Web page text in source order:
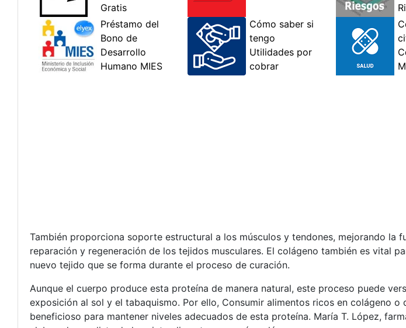
También proporciona soporte estructural a los músculos y tendones, mejorando la
reparación y regeneración de los tejidos musculares. El colágeno también es vital
nuevo tejido que se forma durante el proceso de curación.
Aunque el cuerpo produce esta proteína de manera natural, este proceso puede
exposición al sol y el tabaquismo. Por ello, Consumir alimentos ricos en colágeno
beneficioso para mantener niveles adecuados de esta proteína. María T. López,